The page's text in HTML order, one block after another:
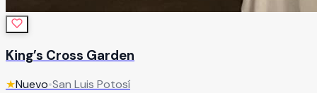
King’s Cross Garden
★Nuevo•San Luis Potosí